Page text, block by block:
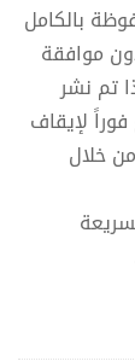
بالكامل
موافقة
تم نشر
لإيقاف
خلال